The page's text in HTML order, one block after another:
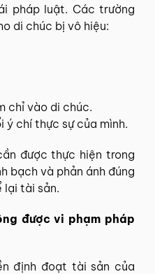
pháp luật. Các trường
di chúc bị vô hiệu:
chỉ vào di chúc.
chí thực sự của mình.
được thực hiện trong
bạch và phản ánh đúng
lại tài sản.
được vi phạm pháp
định đoạt tài sản của